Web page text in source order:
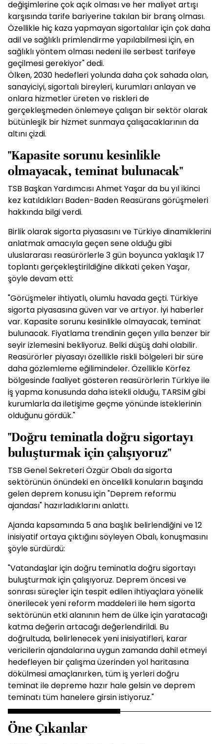
değişimlerine çok açık olması ve her maliyet artışı
karşısında tarife bariyerine takılan bir branş olması.
Özellikle hiç kaza yapmayan sigortalılar için çok daha
adil ve sağlıklı primlendirme yapılabilmesi için, en
sağlıklı yöntem olması nedeni ile serbest tarifeye
geçilmesi gerekiyor" dedi.
Ölken, 2030 hedefleri yolunda daha çok sahada olan,
sanayiciyi, sigortalı bireyleri, kurumları anlayan ve
onlara hizmetler üreten ve riskleri de
gerçekleşmeden önlemeye çalışan bir sektör olarak
bütünleşik bir hizmet sunmaya çalışacaklarının da
altını çizdi.
"Kapasite sorunu kesinlikle
olmayacak, teminat bulunacak"
TSB Başkan Yardımcısı Ahmet Yaşar da bu yıl ikinci
kez katıldıkları Baden-Baden Reasürans görüşmeleri
hakkında bilgi verdi.
Birlik olarak sigorta piyasasını ve Türkiye dinamiklerini
anlatmak amacıyla geçen sene olduğu gibi
uluslararası reasürörlerle 3 gün boyunca yaklaşık 17
toplantı gerçekleştirildiğine dikkati çeken Yaşar,
şöyle devam etti:
"Görüşmeler ihtiyatlı, olumlu havada geçti. Türkiye
sigorta piyasasına güven var ve artıyor. İyi haberler
var. Kapasite sorunu kesinlikle olmayacak, teminat
bulunacak. Fiyatlama trendinin geçen yılla benzer bir
seyir izlemesini bekliyoruz. Belki düşüş dahi olabilir.
Reasürörler piyasayı özellikle riskli bölgeleri bir süre
daha gözlemleme eğilimindeler. Özellikle Körfez
bölgesinde faaliyet gösteren reasürörlerin Türkiye ile
iş yapma konusunda daha istekli olduğu, TARSİM gibi
kurumlarla da iletişime geçme yönünde isteklerinin
olduğunu gördük."
"Doğru teminatla doğru sigortayı
buluşturmak için çalışıyoruz"
TSB Genel Sekreteri Özgür Obalı da sigorta
sektörünün önündeki en öncelikli konuların başında
gelen deprem konusu için "Deprem reformu
ajandası" hazırladıklarını anlattı.
Ajanda kapsamında 5 ana başlık belirlendiğini ve 12
inisiyatif ortaya çıktığını söyleyen Obalı, konuşmasını
şöyle sürdürdü:
"Vatandaşlar için doğru teminatla doğru sigortayı
buluşturmak için çalışıyoruz. Deprem öncesi ve
sonrası süreçler için tespit edilen ihtiyaçlara yönelik
önerilecek yeni reform maddeleri ile hem sigorta
sektörünün etki alanının hem de ülke için yaratacağı
katma değerin artacağı değerlendirildi. Bu
doğrultuda, belirlenecek yeni inisiyatifleri, karar
vericilerin ajandalarına uygun zamanda dahil etmeyi
hedefleyen bir çalışma üzerinden yol haritasına
dökülmesi amaçlanırken, tüm iş yerleri doğru
teminat ile depreme hazır hale gelsin ve deprem
teminatı tüm hanelere girsin istiyoruz."
Öne Çıkanlar